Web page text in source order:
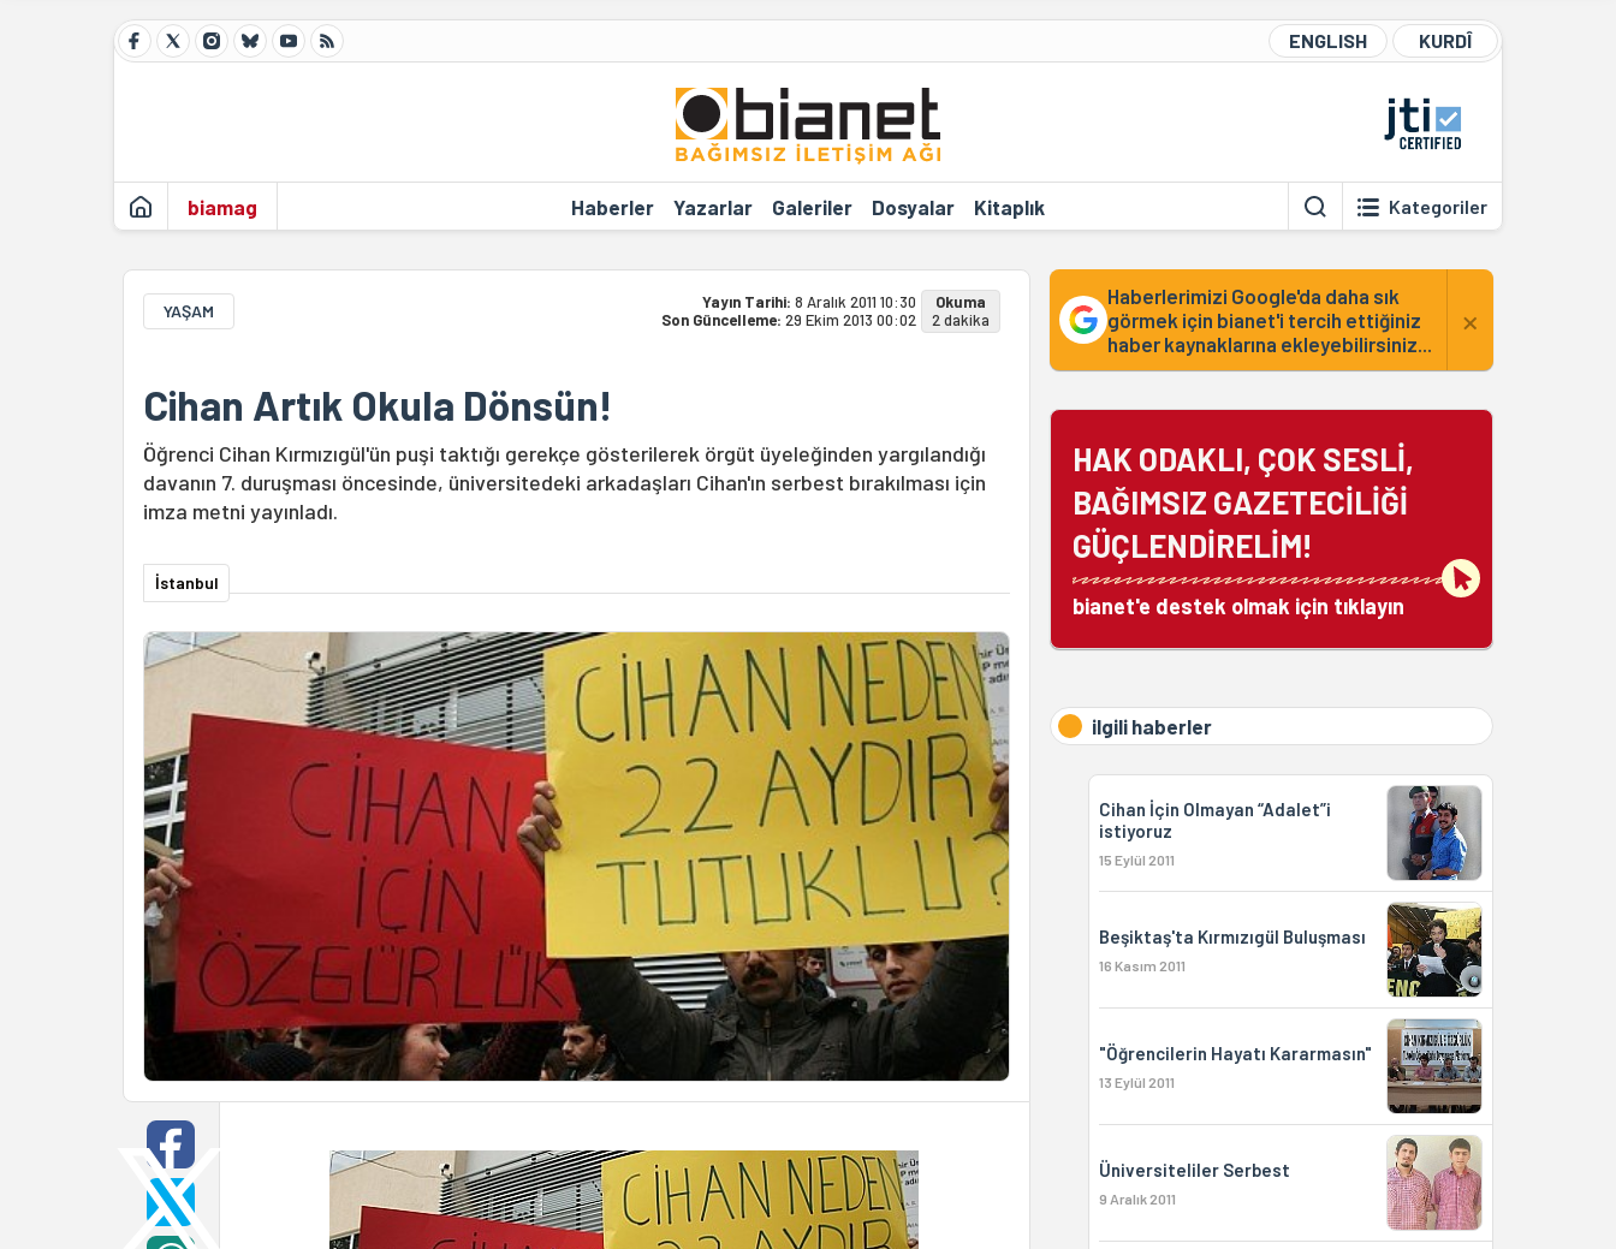
ENGLISH KURDÎ
biamag Haberler Yazarlar Galeriler Dosyalar Kitaplık Kategoriler
YAŞAM Yayın Tarihi: 8 Aralık 2011 10:30
Son Güncelleme: 29 Ekim 2013 00:02
Okuma
2 dakika
Cihan Artık Okula Dönsün!
Öğrenci Cihan Kırmızıgül'ün puşi taktığı gerekçe gösterilerek örgüt üyeleğinden yargılandığı
davanın 7. duruşması öncesinde, üniversitedeki arkadaşları Cihan'ın serbest bırakılması için
imza metni yayınladı.
İstanbul
Haberlerimizi Google'da daha sık
görmek için bianet'i tercih ettiğiniz
haber kaynaklarına ekleyebilirsiniz...
×
HAK ODAKLI, ÇOK SESLİ,
BAĞIMSIZ GAZETECİLİĞİ
GÜÇLENDİRELİM!
bianet'e destek olmak için tıklayın
ilgili haberler
Cihan İçin Olmayan “Adalet”i
istiyoruz
15 Eylül 2011
Beşiktaş'ta Kırmızıgül Buluşması
16 Kasım 2011
"Öğrencilerin Hayatı Kararmasın"
13 Eylül 2011
Üniversiteliler Serbest
9 Aralık 2011